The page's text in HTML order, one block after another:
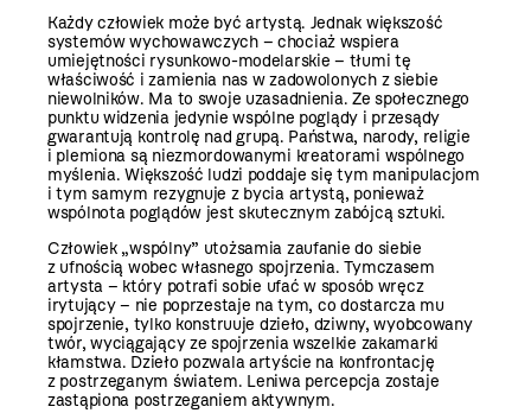
Każdy człowiek może być artystą. Jednak większość
systemów wychowawczych – chociaż wspiera
umiejętności rysunkowo-modelarskie – tłumi tę
właściwość i zamienia nas w zadowolonych z siebie
niewolników. Ma to swoje uzasadnienia. Ze społecznego
punktu widzenia jedynie wspólne poglądy i przesądy
gwarantują kontrolę nad grupą. Państwa, narody, religie
i plemiona są niezmordowanymi kreatorami wspólnego
myślenia. Większość ludzi poddaje się tym manipulacjom
i tym samym rezygnuje z bycia artystą, ponieważ
wspólnota poglądów jest skutecznym zabójcą sztuki.
Człowiek „wspólny” utożsamia zaufanie do siebie
z ufnością wobec własnego spojrzenia. Tymczasem
artysta – który potrafi sobie ufać w sposób wręcz
irytujący – nie poprzestaje na tym, co dostarcza mu
spojrzenie, tylko konstruuje dzieło, dziwny, wyobcowany
twór, wyciągający ze spojrzenia wszelkie zakamarki
kłamstwa. Dzieło pozwala artyście na konfrontację
z postrzeganym światem. Leniwa percepcja zostaje
zastąpiona postrzeganiem aktywnym.